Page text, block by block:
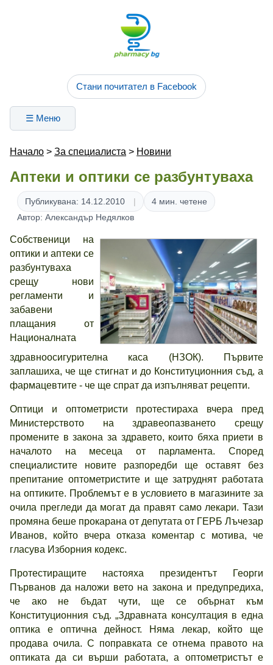
Стани почитател в Facebook
☰ Меню
Начало > За специалиста > Новини
Аптеки и оптики се разбунтуваха
Публикувана: 14.12.2010
4 мин. четене
Автор: Александър Недялков
Собственици на
оптики и аптеки се
разбунтуваха
срещу нови
регламенти и
забавени
плащания от
Националната
здравноосигурителна каса (НЗОК). Първите
заплашиха, че ще стигнат и до Конституционния съд, а
фармацевтите - че ще спрат да изпълняват рецепти.
Оптици и оптометристи протестираха вчера пред
Министерството на здравеопазването срещу
промените в закона за здравето, които бяха приети в
началото на месеца от парламента. Според
специалистите новите разпоредби ще оставят без
препитание оптометристите и ще затруднят работата
на оптиките. Проблемът е в условието в магазините за
очила прегледи да могат да правят само лекари. Тази
промяна беше прокарана от депутата от ГЕРБ Лъчезар
Иванов, който вчера отказа коментар с мотива, че
гласува Изборния кодекс.
Протестиращите настояха президентът Георги
Първанов да наложи вето на закона и предупредиха,
че ако не бъдат чути, ще се обърнат към
Конституционния съд. „Здравната консултация в една
оптика е оптична дейност. Няма лекар, който ще
продава очила. С поправката се отнема правото на
оптиката да си върши работата, а оптометристът е